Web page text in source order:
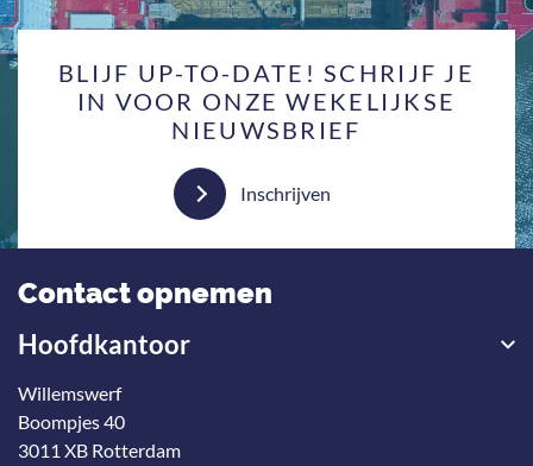
BLIJF UP-TO-DATE! SCHRIJF JE
IN VOOR ONZE WEKELIJKSE
NIEUWSBRIEF
Inschrijven
Contact opnemen
Hoofdkantoor
Willemswerf
Boompjes 40
3011 XB Rotterdam